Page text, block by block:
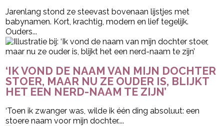
Jarenlang stond ze steevast bovenaan lijstjes met
babynamen. Kort, krachtig, modern en lief tegelijk.
Ouders...
‘IK VOND DE NAAM VAN MIJN DOCHTER
STOER, MAAR NU ZE OUDER IS, BLIJKT
HET EEN NERD-NAAM TE ZIJN’
‘Toen ik zwanger was, wilde ik één ding absoluut: een
stoere naam voor mijn dochter....